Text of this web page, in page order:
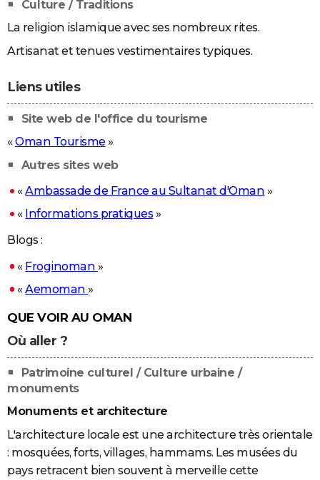
Culture / Traditions
La religion islamique avec ses nombreux rites.
Artisanat et tenues vestimentaires typiques.
Liens utiles
Site web de l'office du tourisme
«Oman Tourisme»
Autres sites web
«Ambassade de France au Sultanat d'Oman »
« Informations pratiques»
Blogs :
« Froginoman »
«Aemoman»
QUE VOIR AU OMAN
Où aller ?
Patrimoine culturel / Culture urbaine /
monuments
Monuments et architecture
L'architecture locale est une architecture très orientale
: mosquées, forts, villages, hammams. Les musées du
pays retracent bien souvent à merveille cette